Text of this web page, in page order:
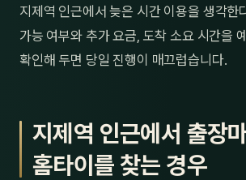
지제역 인근에서 늦은 시간 이용을 생각한
가능 여부와 추가 요금, 도착 소요 시간을
확인해 두면 당일 진행이 매끄럽습니다.
지제역 인근에서 출장
홈타이를 찾는 경우